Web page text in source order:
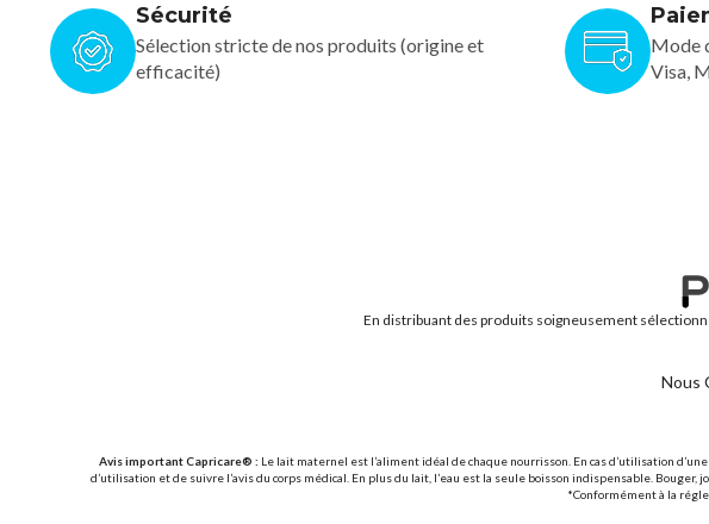
Sécurité
Sélection stricte de nos produits (origine et
efficacité)
Mode
Visa,
En distribuant des produits soigneusement
Nous
Avis important Capricare® : Le lait maternel est l’aliment idéal de chaque nourrisson. En cas d’utilisation
d’utilisation et de suivre l’avis du corps médical. En plus du lait, l’eau est la seule boisson indispensable.
*Conformément à la